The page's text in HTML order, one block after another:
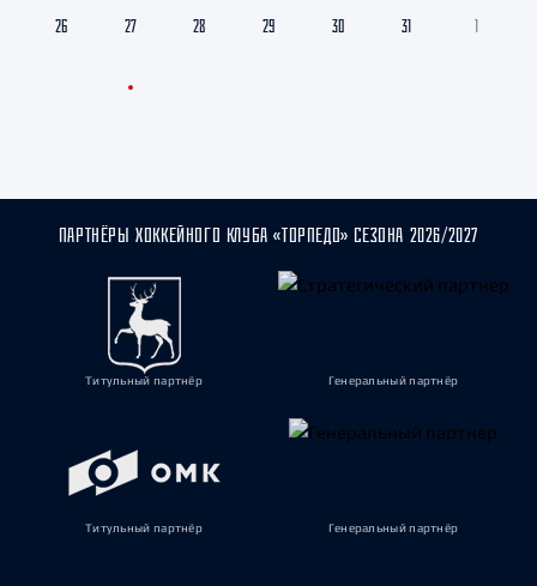
26 27 28 29 30 31 1
ПАРТНЁРЫ ХОККЕЙНОГО КЛУБА «ТОРПЕДО» СЕЗОНА 2026/2027
Титульный партнёр Генеральный партнёр
Титульный партнёр Генеральный партнёр